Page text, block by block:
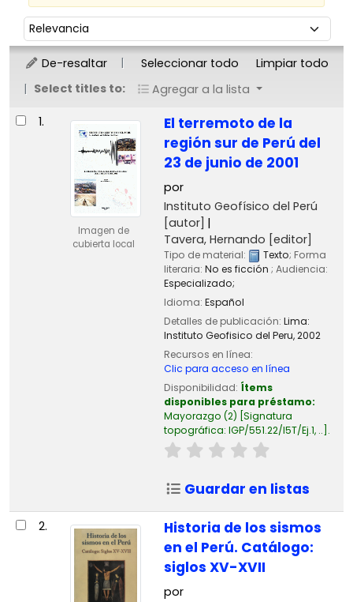
Ordenar
Ordenar por:
De-resaltar Seleccionar todo
Limpiar todo
Select titles to:
Agregar a la lista
Resultados
1.
Imagen de
cubierta local
El terremoto de la
región sur de Perú del
23 de junio de 2001
por
Instituto Geofísico del Perú
[autor]
Tavera, Hernando [editor]
Tipo de material: Texto; Forma
literaria: No es ficción ; Audiencia:
Especializado;
Idioma: Español
Detalles de publicación: Lima:
Instituto Geofisico del Peru,2002
Recursos en línea:
Clic para acceso en línea
Disponibilidad: Ítems
disponibles para préstamo:
Mayorazgo (2) Signatura
topográfica: IGP/551.22/I5T/Ej.1, .. .
Guardar en listas
2.
Historia de los sismos
en el Perú. Catálogo:
siglos XV-XVII
por